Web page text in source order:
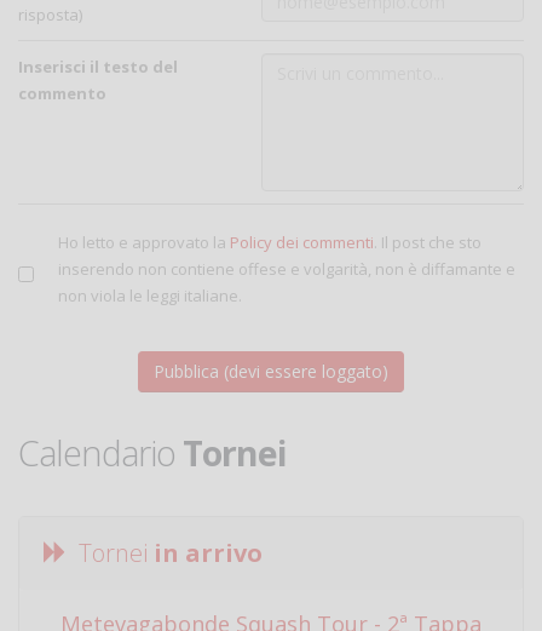
risposta)
Inserisci il testo del
commento
Ho letto e approvato la Policy dei commenti. Il post che sto
inserendo non contiene offese e volgarità, non è diffamante e
non viola le leggi italiane.
Calendario Tornei
Tornei in arrivo
Metevagabonde Squash Tour - 2ª Tappa